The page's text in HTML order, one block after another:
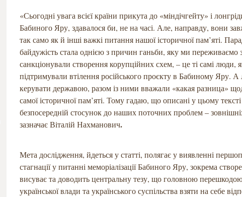
«Сьогодні увага всієї країни прикута до «міндічгейту» і
Бабиного Яру, здавалося би, не на часі. Але, направду, вони
так само як й інші важкі питання нашої історичної пам’яті.
байдужість стала однією з причин ганьби, яку ми переживаємо
санкціонували створення корупційних схем, – це ті самі люди,
підтримували втілення російського проєкту в Бабиному Яру. А
керувати державою, разом із ними вважали «какая разница»
самої історичної пам’яті. Тому гадаю, що описані у цьому
безпосередній стосунок до наших поточних проблем –
зазначає Віталій Нахманович.
Мета дослідження, йдеться у статті, полягає у виявленні
стагнації у питанні меморіалізації Бабиного Яру, зокрема
висуває та доводить центральну тезу, що головною
української влади та українського суспільства взяти на себе